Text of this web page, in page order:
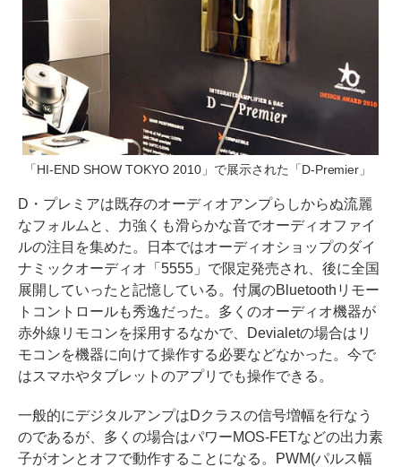
「HI-END SHOW TOKYO 2010」で展示された「D-Premier」
D・プレミアは既存のオーディオアンプらしからぬ流麗
なフォルムと、力強くも滑らかな音でオーディオファイ
ルの注目を集めた。日本ではオーディオショップのダイ
ナミックオーディオ「5555」で限定発売され、後に全国
展開していったと記憶している。付属のBluetoothリモー
トコントロールも秀逸だった。多くのオーディオ機器が
赤外線リモコンを採用するなかで、Devialetの場合はリ
モコンを機器に向けて操作する必要などなかった。今で
はスマホやタブレットのアプリでも操作できる。
一般的にデジタルアンプはDクラスの信号増幅を行なう
のであるが、多くの場合はパワーMOS-FETなどの出力素
子がオンとオフで動作することになる。PWM(パルス幅